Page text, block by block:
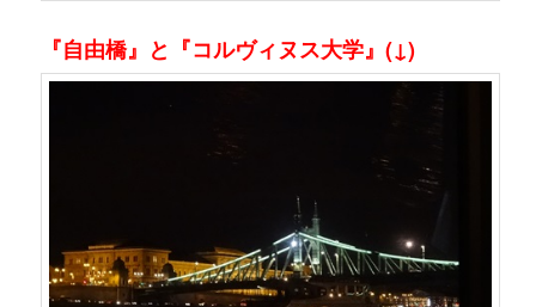
『自由橋』と『コルヴィヌス大学』(↓)